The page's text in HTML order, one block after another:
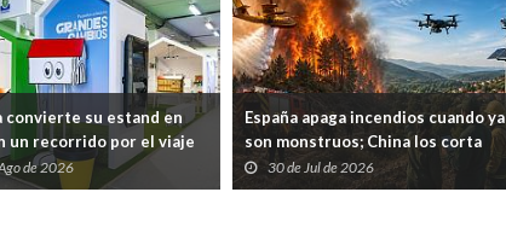
convierte su estand en
un recorrido por el viaje
desde casa hasta
de 2026
España apaga incendios cuando ya
son monstruos; China los corta
antes de que nazcan
30 de Jul de 2026